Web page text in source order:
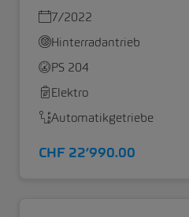
7/2022
Hinterradantrieb
PS 204
Elektro
Automatikgetriebe
CHF 22’990.00